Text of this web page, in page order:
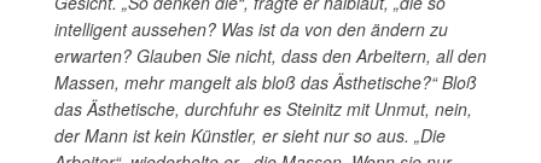
intelligent aussehen? Was ist da von den ändern zu
erwarten? Glauben Sie nicht, dass den Arbeitern, all den
Massen, mehr mangelt als bloß das Ästhetische?“ Bloß
das Ästhetische, durchfuhr es Steinitz mit Unmut, nein,
der Mann ist kein Künstler, er sieht nur so aus. „Die